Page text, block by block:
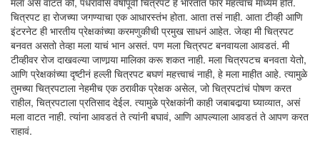
चित्रपट हा रोजच्या जगण्याचा एक आधारस्तंभ होता. आता तसं नाही. आता टीव्ही आणि
इंटरनेट ही भारतीय प्रेक्षकांच्या करमणुकीची प्रमुख साधनं आहेत. जेव्हा मी चित्रपट
बनवत असतो तेव्हा मला याचं भान असतं. पण मला चित्रपट बनवायला आवडतं. मी
टीव्हीवर रोज दाखवल्या जाणार्‍या मालिका करू शकत नाही. मला चित्रपटच बनवता येतो,
आणि प्रेक्षकांच्या दृष्टीनं हल्ली चित्रपट बघणं महत्त्वाचं नाही, हे मला माहीत आहे. त्यामुळे
तुमच्या चित्रपटाला नेहमीच एक ठरावीक प्रेक्षक असेल, जो चित्रपटांचं पोषण करत
राहील, चित्रपटाला प्रतिसाद देईल. त्यामुळे प्रेक्षकांनी काही जबाबदार्‍या घ्याव्यात, असं
मला वाटत नाही. त्यांना आवडतं ते त्यांनी बघावं, आणि आपल्याला आवडतं ते आपण करत
राहावं.